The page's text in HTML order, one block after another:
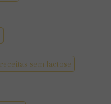
receitas sem lactose